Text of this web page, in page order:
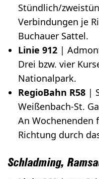
Stündlich/
Verbindungen je
Buchauer Sattel.
Linie 912 |
Drei bzw. vier
Nationalpark.
RegioBahn R58 |
Weißenbach-St.
An Wochenenden
Richtung durch
Schladming,